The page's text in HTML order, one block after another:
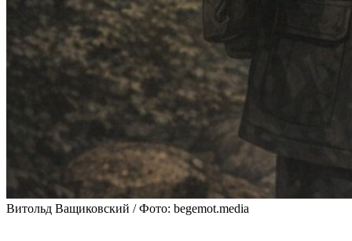
Витольд Ващиковский / Фото: begemot.media